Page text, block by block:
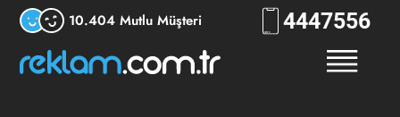
10.404 Mutlu Müşteri 444RKLM